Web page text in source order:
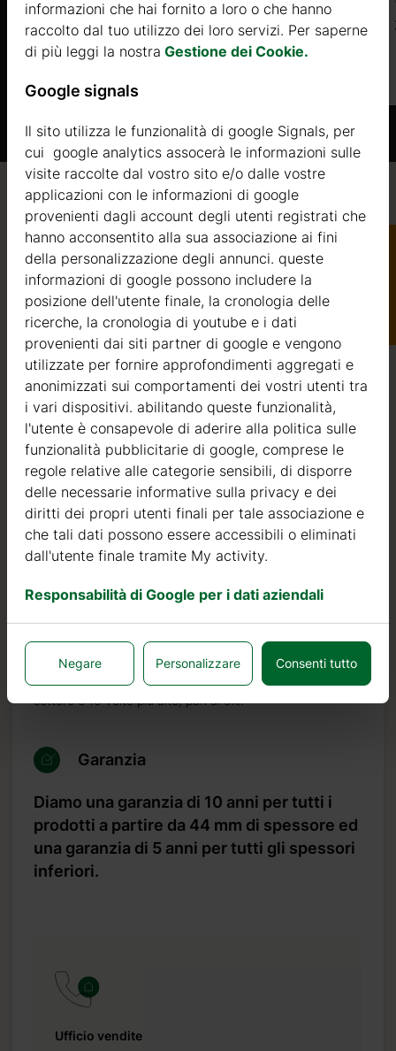
3500 €
Qualità / garanzia / consulenza
Qualità
Siamo attivi nel settore della produzione di strutture in
legno dal 2004. Nel corso di questi anni, abbiamo
selezionato i migliori fornitori di legname. Utilizziamo
esclusivamente abete nordico a crescita lenta
proveniente da foreste certificate FSC nell’Europa del
Nord.
Il legno di abete nordico si distingue per le sue
caratteristiche ideali per la costruzione di case in legno. È
di colore molto chiaro, con pochi nodi ed è noto per la
sua resistenza al marciume, alla muffa ed agli insetti.
in macchinari automatici per poter produrre prodotti di
qualità sempre più elevata.
Possiamo affermare con orgoglio che il nostro tasso di
resi o difetti è inferiore allo 0,5%, mentre lo standard del
settore è 10 volte più alto, pari al 5%.
Garanzia
Diamo una garanzia di 10 anni per tutti i
prodotti a partire da 44 mm di spessore ed
una garanzia di 5 anni per tutti gli spessori
inferiori.
Ufficio vendite
del 20%
della
American
procedi al
informazioni che hai fornito a loro o che hanno
raccolto dal tuo utilizzo dei loro servizi. Per saperne
di più leggi la nostra Gestione dei Cookie.
Google signals
Il sito utilizza le funzionalità di google Signals, per
cui google analytics assocerà le informazioni sulle
visite raccolte dal vostro sito e/o dalle vostre
applicazioni con le informazioni di google
provenienti dagli account degli utenti registrati che
hanno acconsentito alla sua associazione ai fini
della personalizzazione degli annunci. queste
informazioni di google possono includere la
posizione dell'utente finale, la cronologia delle
ricerche, la cronologia di youtube e i dati
provenienti dai siti partner di google e vengono
utilizzate per fornire approfondimenti aggregati e
anonimizzati sui comportamenti dei vostri utenti tra
i vari dispositivi. abilitando queste funzionalità,
l'utente è consapevole di aderire alla politica sulle
funzionalità pubblicitarie di google, comprese le
regole relative alle categorie sensibili, di disporre
delle necessarie informative sulla privacy e dei
diritti dei propri utenti finali per tale associazione e
che tali dati possono essere accessibili o eliminati
dall'utente finale tramite My activity.
Responsabilità di Google per i dati aziendali
Negare Personalizzare Consenti tutto